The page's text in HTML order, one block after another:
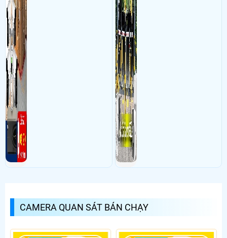
CAMERA QUAN SÁT BÁN CHẠY